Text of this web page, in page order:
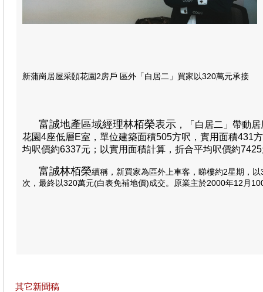
新蒲崗居屋采頣花園2房戶 區外「白居二」買家以320萬元承接
富誠地產區域經理林栢榮表示 ，「白居二」帶動
花園4座低層E室，單位建築面積505方呎，實用面積431
均呎價約6337元；以實用面積計算，折合平均呎價約
富誠林栢榮續稱，新買家為區外上車客，睇樓約2星期，
次，最終以320萬元(白表免補地價)成交。原業主於2000年12月
其它新聞稿